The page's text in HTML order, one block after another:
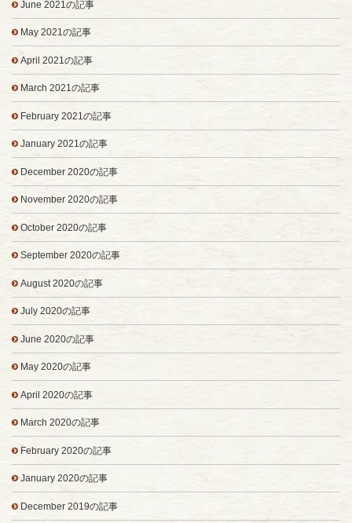
June 2021の記事
May 2021の記事
April 2021の記事
March 2021の記事
February 2021の記事
January 2021の記事
December 2020の記事
November 2020の記事
October 2020の記事
September 2020の記事
August 2020の記事
July 2020の記事
June 2020の記事
May 2020の記事
April 2020の記事
March 2020の記事
February 2020の記事
January 2020の記事
December 2019の記事